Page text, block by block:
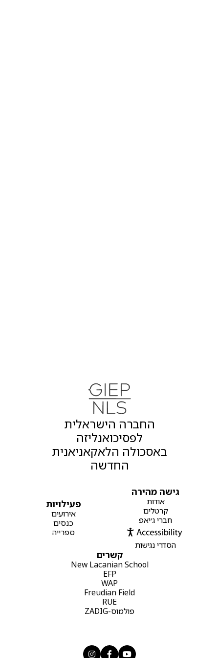
החברה הישראלית
לפסיכואנליזה
באסכולה הלאקאניאנית
החדשה
גישה מהירה
אודות
קרטלים
חברי ג׳יאפ
הסדרי נגישות
פעילויות
אירועים
כנסים
ספרייה
קשרים
New Lacanian School
EFP
WAP
Freudian Field
RUE
פולמוס-ZADIG


